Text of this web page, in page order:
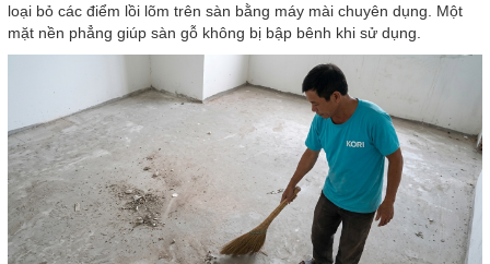
loại bỏ các điểm lồi lõm trên sàn bằng máy mài chuyên dụng. Một
mặt nền phẳng giúp sàn gỗ không bị bập bênh khi sử dụng.